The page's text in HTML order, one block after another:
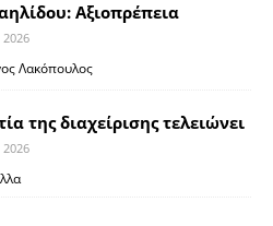
Αξιοπρέπεια
Λακόπουλος
της διαχείρισης τελειώνει